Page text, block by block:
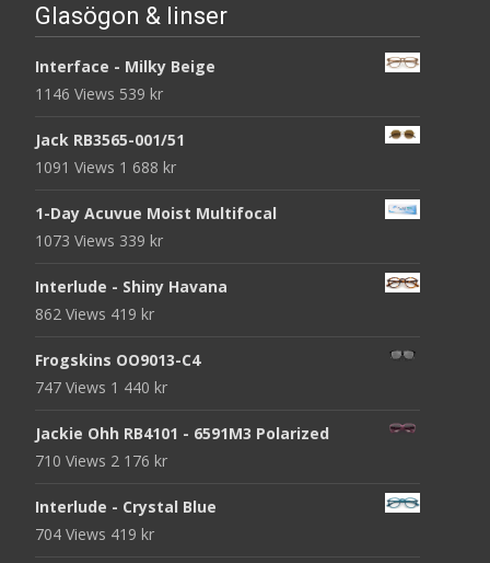
Glasögon & linser
Interface - Milky Beige
1146 Views 539 kr
Jack RB3565-001/51
1091 Views 1 688 kr
1-Day Acuvue Moist Multifocal
1073 Views 339 kr
Interlude - Shiny Havana
862 Views 419 kr
Frogskins OO9013-C4
747 Views 1 440 kr
Jackie Ohh RB4101 - 6591M3 Polarized
710 Views 2 176 kr
Interlude - Crystal Blue
704 Views 419 kr